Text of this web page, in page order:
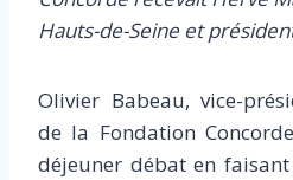
Hauts-de-Seine et
Olivier Babeau, vice-
de la Fondation
déjeuner débat en